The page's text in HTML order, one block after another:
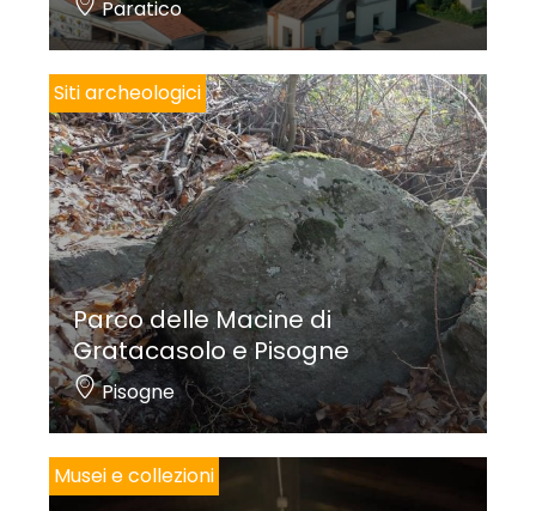
Paratico
Siti archeologici
Parco delle Macine di
Gratacasolo e Pisogne
Pisogne
Musei e collezioni